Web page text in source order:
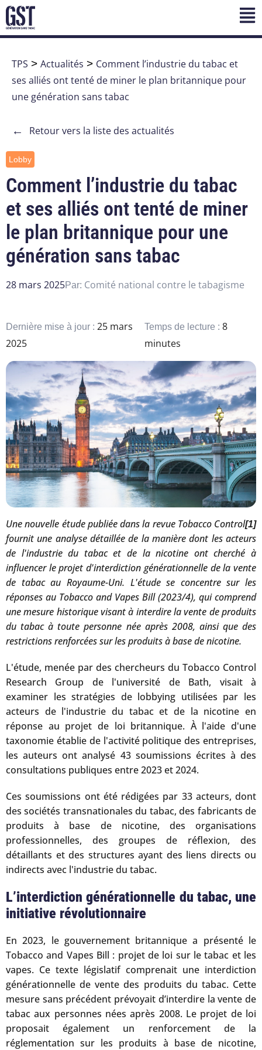
TPS > Actualités > Comment l’industrie du tabac et
ses alliés ont tenté de miner le plan britannique pour
une génération sans tabac
← Retour vers la liste des actualités
Lobby
Comment l’industrie du tabac
et ses alliés ont tenté de miner
le plan britannique pour une
génération sans tabac
28 mars 2025Par: Comité national contre le tabagisme
Dernière mise à jour : 25 mars
2025
Temps de lecture : 8
minutes
Une nouvelle étude publiée dans la revue Tobacco Control[1]
fournit une analyse détaillée de la manière dont les acteurs
de l'industrie du tabac et de la nicotine ont cherché à
influencer le projet d'interdiction générationnelle de la vente
de tabac au Royaume-Uni. L'étude se concentre sur les
réponses au Tobacco and Vapes Bill (2023/4), qui comprend
une mesure historique visant à interdire la vente de produits
du tabac à toute personne née après 2008, ainsi que des
restrictions renforcées sur les produits à base de nicotine.
L'étude, menée par des chercheurs du Tobacco Control
Research Group de l'université de Bath, visait à
examiner les stratégies de lobbying utilisées par les
acteurs de l'industrie du tabac et de la nicotine en
réponse au projet de loi britannique. À l'aide d'une
taxonomie établie de l'activité politique des entreprises,
les auteurs ont analysé 43 soumissions écrites à des
consultations publiques entre 2023 et 2024.
Ces soumissions ont été rédigées par 33 acteurs, dont
des sociétés transnationales du tabac, des fabricants de
produits à base de nicotine, des organisations
professionnelles, des groupes de réflexion, des
détaillants et des structures ayant des liens directs ou
indirects avec l'industrie du tabac.
L’interdiction générationnelle du tabac, une
initiative révolutionnaire
En 2023, le gouvernement britannique a présenté le
Tobacco and Vapes Bill : projet de loi sur le tabac et les
vapes. Ce texte législatif comprenait une interdiction
générationnelle de vente des produits du tabac. Cette
mesure sans précédent prévoyait d’interdire la vente de
tabac aux personnes nées après 2008. Le projet de loi
proposait également un renforcement de la
réglementation sur les produits à base de nicotine,